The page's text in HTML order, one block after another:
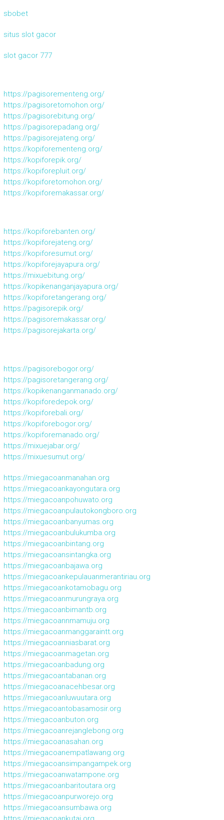
sbobet
situs slot gacor
slot gacor 777
https://pagisorementeng.org/
https://pagisoretomohon.org/
https://pagisorebitung.org/
https://pagisorepadang.org/
https://pagisorejateng.org/
https://kopiforementeng.org/
https://kopiforepik.org/
https://kopiforepluit.org/
https://kopiforetomohon.org/
https://kopiforemakassar.org/
https://kopiforebanten.org/
https://kopiforejateng.org/
https://kopiforesumut.org/
https://kopiforejayapura.org/
https://mixuebitung.org/
https://kopikenanganjayapura.org/
https://kopiforetangerang.org/
https://pagisorepik.org/
https://pagisoremakassar.org/
https://pagisorejakarta.org/
https://pagisorebogor.org/
https://pagisoretangerang.org/
https://kopikenanganmanado.org/
https://kopiforedepok.org/
https://kopiforebali.org/
https://kopiforebogor.org/
https://kopiforemanado.org/
https://mixuejabar.org/
https://mixuesumut.org/
https://miegacoanmanahan.org
https://miegacoankayongutara.org
https://miegacoanpohuwato.org
https://miegacoanpulautokongboro.org
https://miegacoanbanyumas.org
https://miegacoanbulukumba.org
https://miegacoanbintang.org
https://miegacoansintangka.org
https://miegacoanbajawa.org
https://miegacoankepulauanmerantiriau.org
https://miegacoankotamobagu.org
https://miegacoanmurungraya.org
https://miegacoanbimantb.org
https://miegacoannmamuju.org
https://miegacoanmanggaraintt.org
https://miegacoanniasbarat.org
https://miegacoanmagetan.org
https://miegacoanbadung.org
https://miegacoantabanan.org
https://miegacoanacehbesar.org
https://miegacoanluwuutara.org
https://miegacoantobasamosir.org
https://miegacoanbuton.org
https://miegacoanrejanglebong.org
https://miegacoanasahan.org
https://miegacoanempatlawang.org
https://miegacoansimpangampek.org
https://miegacoanwatampone.org
https://miegacoanbaritoutara.org
https://miegacoanpurworejo.org
https://miegacoansumbawa.org